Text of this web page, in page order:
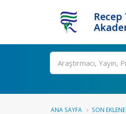
Ara
ANA SAYFA SON